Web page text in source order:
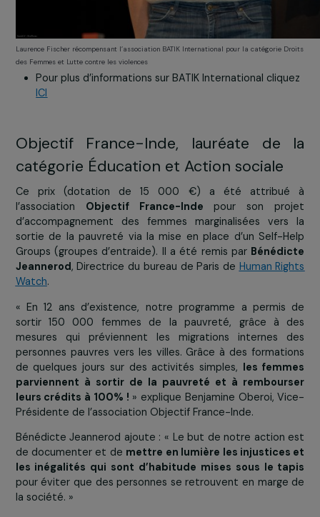
Laurence Fischer récompensant l’association BATIK International pour la catégorie
des Femmes et Lutte contre les violences
Pour plus d’informations sur BATIK International
ICI
Objectif France-Inde, lauréate
catégorie Éducation et Action sociale
Ce prix (dotation de 15 000 €) a été
l’associationObjectif France-Inde pour son
d’accompagnement des femmes marginalisées
sortie de la pauvreté via la mise en place d’un Self-
Groups (groupes d’entraide). Il a été remis par
Jeannerod, Directrice du bureau de Paris de
Watch.
« En 12 ans d’existence, notre programme a
sortir 150 000 femmes de la pauvreté, grâce à
mesures qui préviennent les migrations internes